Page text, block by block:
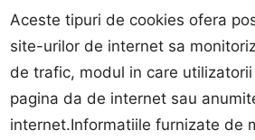
Aceste tipuri de cookies ofera
site-urilor de internet sa
de trafic, modul in care
pagina da de internet sau
internet.Informatiile furnizate de